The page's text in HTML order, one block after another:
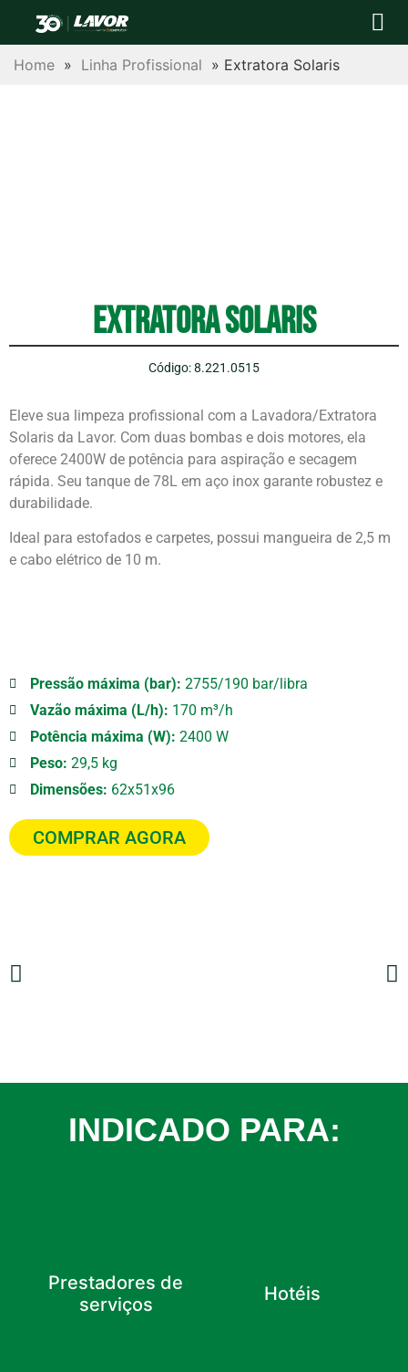
Home » Linha Profissional » Extratora Solaris
Extratora Solaris
Código: 8.221.0515
Eleve sua limpeza profissional com a Lavadora/Extratora
Solaris da Lavor. Com duas bombas e dois motores, ela
oferece 2400W de potência para aspiração e secagem
rápida. Seu tanque de 78L em aço inox garante robustez e
durabilidade.
Ideal para estofados e carpetes, possui mangueira de 2,5 m
e cabo elétrico de 10 m.
Pressão máxima (bar): 2755/190 bar/libra
Vazão máxima (L/h): 170 m³/h
Potência máxima (W): 2400 W
Peso: 29,5 kg
Dimensões: 62x51x96
COMPRAR AGORA
INDICADO PARA:
Prestadores de
serviços
Hotéis